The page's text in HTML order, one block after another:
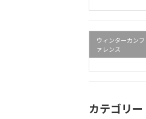
ウィンターカンフ
ァレンス
カテゴリー